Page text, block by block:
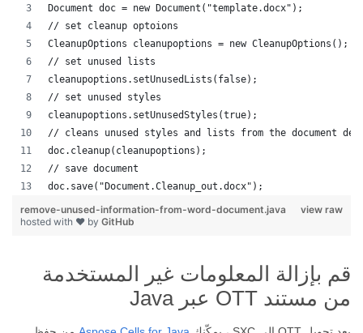
Document doc = new Document("template.docx");
// set cleanup optoions
CleanupOptions cleanupoptions = new CleanupOptions();
// set unused lists
cleanupoptions.setUnusedLists(false);
// set unused styles
cleanupoptions.setUnusedStyles(true);
// cleans unused styles and lists from the document
doc.cleanup(cleanupoptions);
// save document
doc.save("Document.Cleanup_out.docx");
view raw
remove-unused-information-from-word-document.java
hosted with ❤ by GitHub
قم بإزالة المعلومات غير المستخدمة
من مستند OTT عبر Java